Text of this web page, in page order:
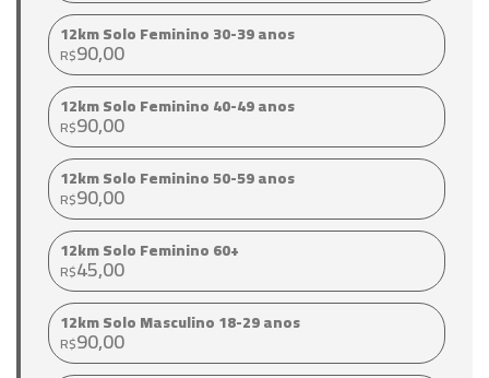
12km Solo Feminino 30-39 anos
R$90,00
12km Solo Feminino 40-49 anos
R$90,00
12km Solo Feminino 50-59 anos
R$90,00
12km Solo Feminino 60+
R$45,00
12km Solo Masculino 18-29 anos
R$90,00